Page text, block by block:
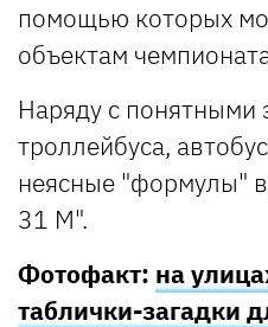
помощью которых
объектам
Наряду с понятными
троллейбуса,
неясные "формулы"
31 M".
Фотофакт: на
таблички-загадки